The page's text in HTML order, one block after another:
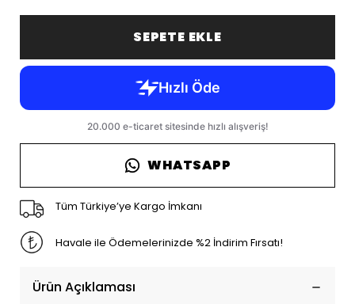
SEPETE EKLE
WHATSAPP
Tüm Türkiye’ye Kargo İmkanı
Havale ile Ödemelerinizde %2 İndirim Fırsatı!
Ürün Açıklaması